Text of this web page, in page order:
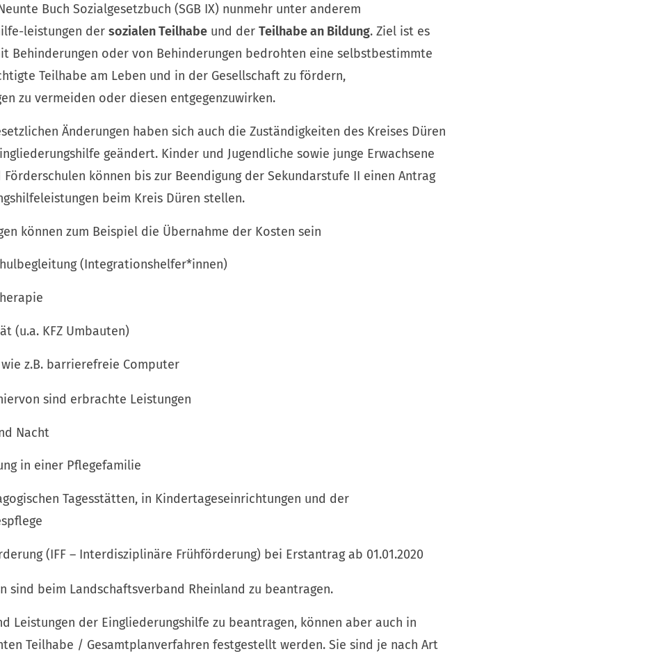
Buch Sozialgesetzbuch (SGB IX) nunmehr unter anderem
leistungen der sozialen Teilhabe und der Teilhabe an Bildung. Ziel ist es
Behinderungen oder von Behinderungen bedrohten eine selbstbestimmte
Teilhabe am Leben und in der Gesellschaft zu fördern,
zu vermeiden oder diesen entgegenzuwirken.
Änderungen haben sich auch die Zuständigkeiten des Kreises Düren
geändert. Kinder und Jugendliche sowie junge Erwachsene
können bis zur Beendigung der Sekundarstufe II einen Antrag
beim Kreis Düren stellen.
können zum Beispiel die Übernahme der Kosten sein
(Integrationshelfer*innen)
(u.a. KFZ Umbauten)
z.B. barrierefreie Computer
sind erbrachte Leistungen
Nacht
in einer Pflegefamilie
Tagesstätten, in Kindertageseinrichtungen und der
(IFF – Interdisziplinäre Frühförderung) bei Erstantrag ab 01.01.2020
sind beim Landschaftsverband Rheinland zu beantragen.
Leistungen der Eingliederungshilfe zu beantragen, können aber auch in
Teilhabe / Gesamtplanverfahren festgestellt werden. Sie sind je nach Art